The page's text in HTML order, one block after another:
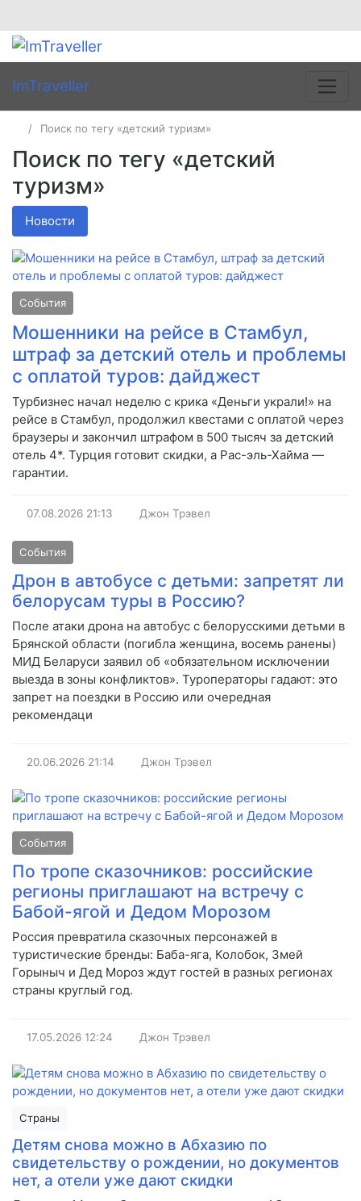
ImTraveller
Поиск по тегу «детский туризм»
Поиск по тегу «детский
туризм»
Новости
События
Мошенники на рейсе в Стамбул,
штраф за детский отель и проблемы
с оплатой туров: дайджест
Турбизнес начал неделю с крика «Деньги украли!» на
рейсе в Стамбул, продолжил квестами с оплатой через
браузеры и закончил штрафом в 500 тысяч за детский
отель 4*. Турция готовит скидки, а Рас-эль-Хайма —
гарантии.
07.08.2026 21:13 Джон Трэвел
События
Дрон в автобусе с детьми: запретят ли
белорусам туры в Россию?
После атаки дрона на автобус с белорусскими детьми в
Брянской области (погибла женщина, восемь ранены)
МИД Беларуси заявил об «обязательном исключении
выезда в зоны конфликтов». Туроператоры гадают: это
запрет на поездки в Россию или очередная
рекомендаци
20.06.2026 21:14 Джон Трэвел
События
По тропе сказочников: российские
регионы приглашают на встречу с
Бабой-ягой и Дедом Морозом
Россия превратила сказочных персонажей в
туристические бренды: Баба-яга, Колобок, Змей
Горыныч и Дед Мороз ждут гостей в разных регионах
страны круглый год.
17.05.2026 12:24 Джон Трэвел
Страны
Детям снова можно в Абхазию по
свидетельству о рождении, но документов
нет, а отели уже дают скидки